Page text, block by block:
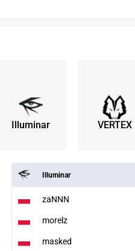
Illuminar VERTEX
Illuminar
zaNNN
morelz
masked